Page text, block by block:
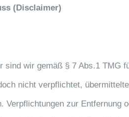
(Disclaimer)
sind wir gemäß § 7 Abs.1 TMG
nicht verpflichtet,
Verpflichtungen zur Entfernung